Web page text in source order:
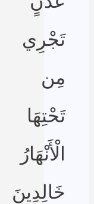
تَجْرِي
مِن
تَحْتِهَا
الْأَنْهَارُ
خَالِدِينَ